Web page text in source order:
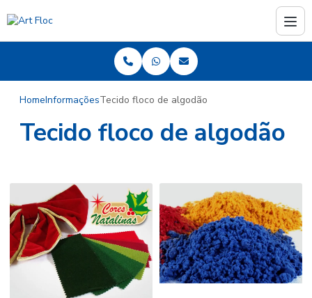
HomeInformaçõesTecido floco de algodão
Tecido floco de algodão